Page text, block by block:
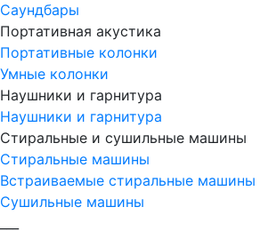
Саундбары
Портативная акустика
Портативные колонки
Умные колонки
Наушники и гарнитура
Наушники и гарнитура
Стиральные и сушильные машины
Стиральные машины
Встраиваемые стиральные машины
Сушильные машины